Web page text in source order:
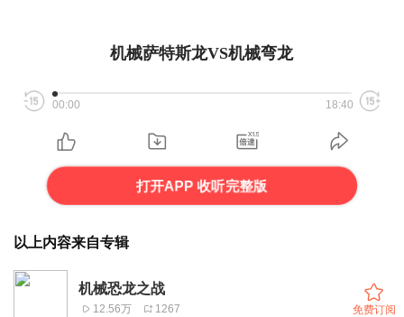
机械萨特斯龙VS机械弯龙
00:00 18:40
打开APP 收听完整版
以上内容来自专辑
机械恐龙之战
12.56万 1267 免费订阅